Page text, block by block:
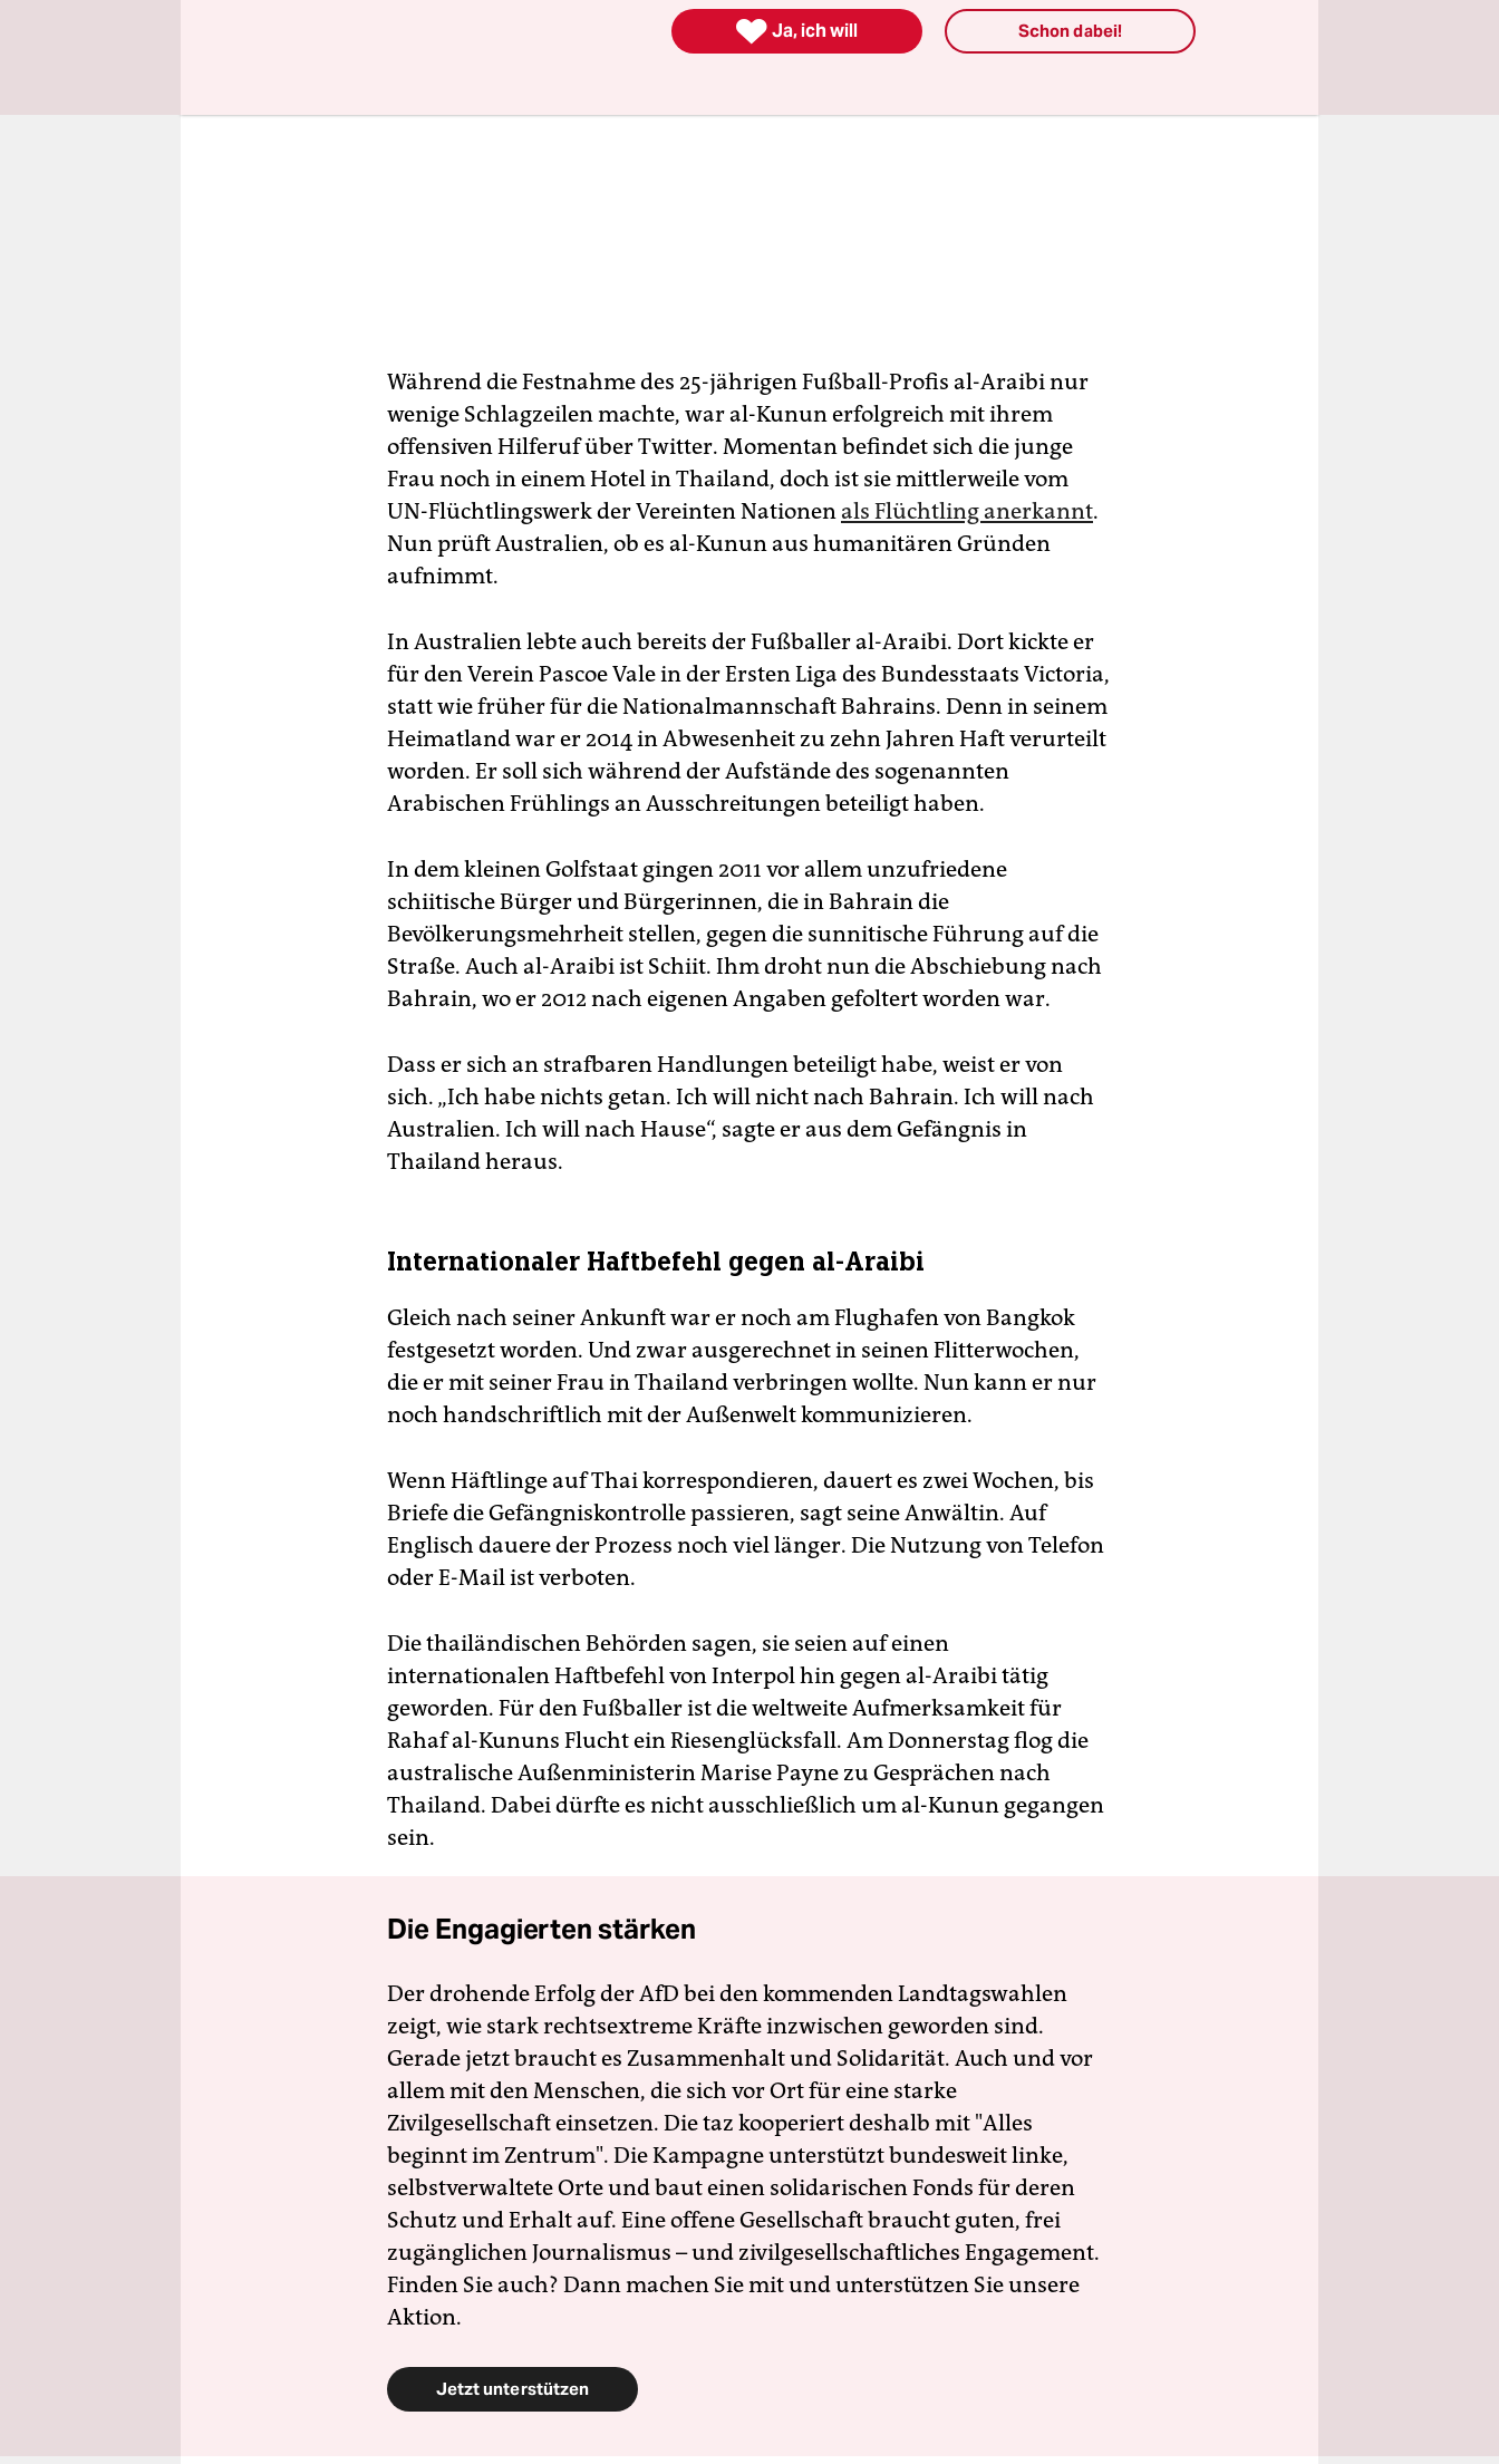
Während die Festnahme des 25-jährigen Fußball-Profis al-Araibi nur
wenige Schlagzeilen machte, war al-Kunun erfolgreich mit ihrem
offensiven Hilferuf über Twitter. Momentan befindet sich die junge
Frau noch in einem Hotel in Thailand, doch ist sie mittlerweile vom
UN-Flüchtlingswerk der Vereinten Nationen als Flüchtling anerkannt.
Nun prüft Australien, ob es al-Kunun aus humanitären Gründen
aufnimmt.
In Australien lebte auch bereits der Fußballer al-Araibi. Dort kickte er
für den Verein Pascoe Vale in der Ersten Liga des Bundesstaats Victoria,
statt wie früher für die Nationalmannschaft Bahrains. Denn in seinem
Heimatland war er 2014 in Abwesenheit zu zehn Jahren Haft verurteilt
worden. Er soll sich während der Aufstände des sogenannten
Arabischen Frühlings an Ausschreitungen beteiligt haben.
In dem kleinen Golfstaat gingen 2011 vor allem unzufriedene
schiitische Bürger und Bürgerinnen, die in Bahrain die
Bevölkerungsmehrheit stellen, gegen die sunnitische Führung auf die
Straße. Auch al-Araibi ist Schiit. Ihm droht nun die Abschiebung nach
Bahrain, wo er 2012 nach eigenen Angaben gefoltert worden war.
Dass er sich an strafbaren Handlungen beteiligt habe, weist er von
sich. „Ich habe nichts getan. Ich will nicht nach Bahrain. Ich will nach
Australien. Ich will nach Hause“, sagte er aus dem Gefängnis in
Thailand heraus.
Internationaler Haftbefehl gegen al-Araibi
Gleich nach seiner Ankunft war er noch am Flughafen von Bangkok
festgesetzt worden. Und zwar ausgerechnet in seinen Flitterwochen,
die er mit seiner Frau in Thailand verbringen wollte. Nun kann er nur
noch handschriftlich mit der Außenwelt kommunizieren.
Wenn Häftlinge auf Thai korrespondieren, dauert es zwei Wochen, bis
Briefe die Gefängniskontrolle passieren, sagt seine Anwältin. Auf
Englisch dauere der Prozess noch viel länger. Die Nutzung von Telefon
oder E-Mail ist verboten.
Die thailändischen Behörden sagen, sie seien auf einen
internationalen Haftbefehl von Interpol hin gegen al-Araibi tätig
geworden. Für den Fußballer ist die weltweite Aufmerksamkeit für
Rahaf al-Kununs Flucht ein Riesenglücksfall. Am Donnerstag flog die
australische Außenministerin Marise Payne zu Gesprächen nach
Thailand. Dabei dürfte es nicht ausschließlich um al-Kunun gegangen
sein.
Die Engagierten stärken
Der drohende Erfolg der AfD bei den kommenden Landtagswahlen
zeigt, wie stark rechtsextreme Kräfte inzwischen geworden sind.
Gerade jetzt braucht es Zusammenhalt und Solidarität. Auch und vor
allem mit den Menschen, die sich vor Ort für eine starke
Zivilgesellschaft einsetzen. Die taz kooperiert deshalb mit "Alles
beginnt im Zentrum". Die Kampagne unterstützt bundesweit linke,
selbstverwaltete Orte und baut einen solidarischen Fonds für deren
Schutz und Erhalt auf. Eine offene Gesellschaft braucht guten, frei
zugänglichen Journalismus – und zivilgesellschaftliches Engagement.
Finden Sie auch? Dann machen Sie mit und unterstützen Sie unsere
Aktion.
Jetzt unterstützen
 Ja, ich will Schon dabei!